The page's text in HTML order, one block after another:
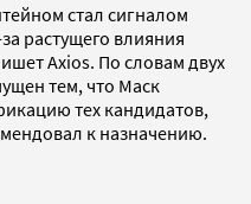
стал сигналом
растущего влияния
Axios. По словам двух
тем, что Маск
тех кандидатов,
к назначению.